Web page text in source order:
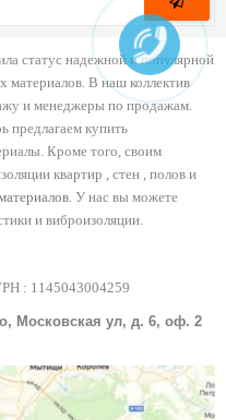
статус надежной и популярной
материалов. В наш коллектив
и менеджеры по продажам.
предлагаем купить
Кроме того, своим
квартир , стен , полов и
. У нас вы можете
и виброизоляции.
: 1145043004259
Московская ул, д. 6, оф. 2